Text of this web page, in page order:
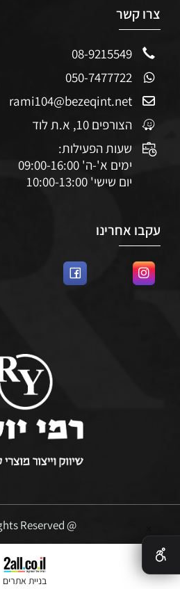
צרו קשר
08-9215549
050-7477722
rami104@bezeqint.net
הצורפים 10, א.ת לוד
שעות הפעילות:
ימים א'-ה' 09:00-16:00
יום שישי' 10:00-13:00
עקבו אחרינו
@ All Rights Reserved
בניית אתרים